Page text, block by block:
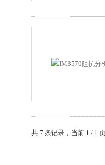
共 7 条记录，当前 1 / 1